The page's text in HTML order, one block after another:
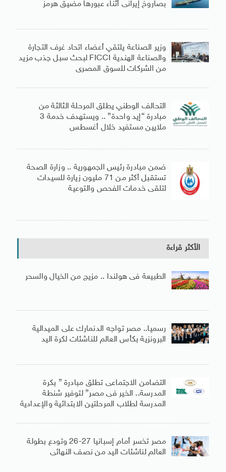
بصاروخ إيرانى أثناء عبورها مضيق هرمز
وزير الصناعة يلتقي أعضاء اتحاد غرف التجارة
والصناعة الهندية FICCI لبحث سبل جذب مزيد
من الشركات للسوق المصرى
التحالف الوطني يطلق المرحلة الثالثة من
مبادرة “إيد واحدة” .. ويستهدف خدمة 3
ملايين مستفيد خلال أغسطس
ضمن مبادرة رئيس الجمهورية .. وزارة الصحة
تستقبل أكثر من 71 مليون زيارة للسيدات
لتلقى خدمات الفحص والتوعية
الأكثر قراءة
الطبيعة فى هولندا .. مزيج من الخيال والسحر
رسميا.. مصر تواجه الدنمارك على الميدالية
البرونزية بكأس العالم للناشئات لكرة اليد
التضامن الاجتماعى تطلق مبادرة ” بكرة
المدرسة.. الخير فى مصر” لتوفير شنطة
المدرسة لطلاب المرحلتين الابتدائية والإعدادية
مصر تخسر أمام إسبانيا 27-26 وتودع بطولة
العالم لناشئات اليد من نصف النهائى